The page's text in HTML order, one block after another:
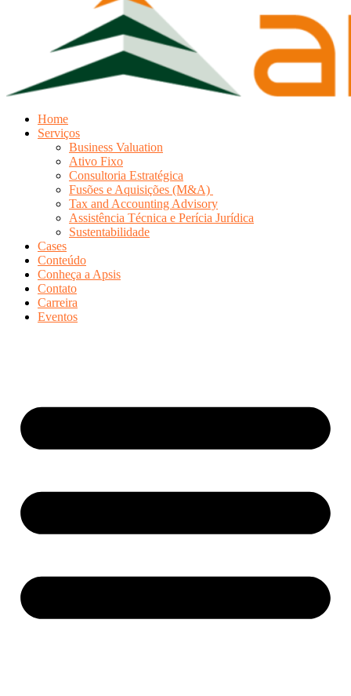
Home
Serviços
Business Valuation
Ativo Fixo
Consultoria Estratégica
Fusões e Aquisições (M&A)
Tax and Accounting Advisory
Assistência Técnica e Perícia Jurídica
Sustentabilidade
Cases
Conteúdo
Conheça a Apsis
Contato
Carreira
Eventos